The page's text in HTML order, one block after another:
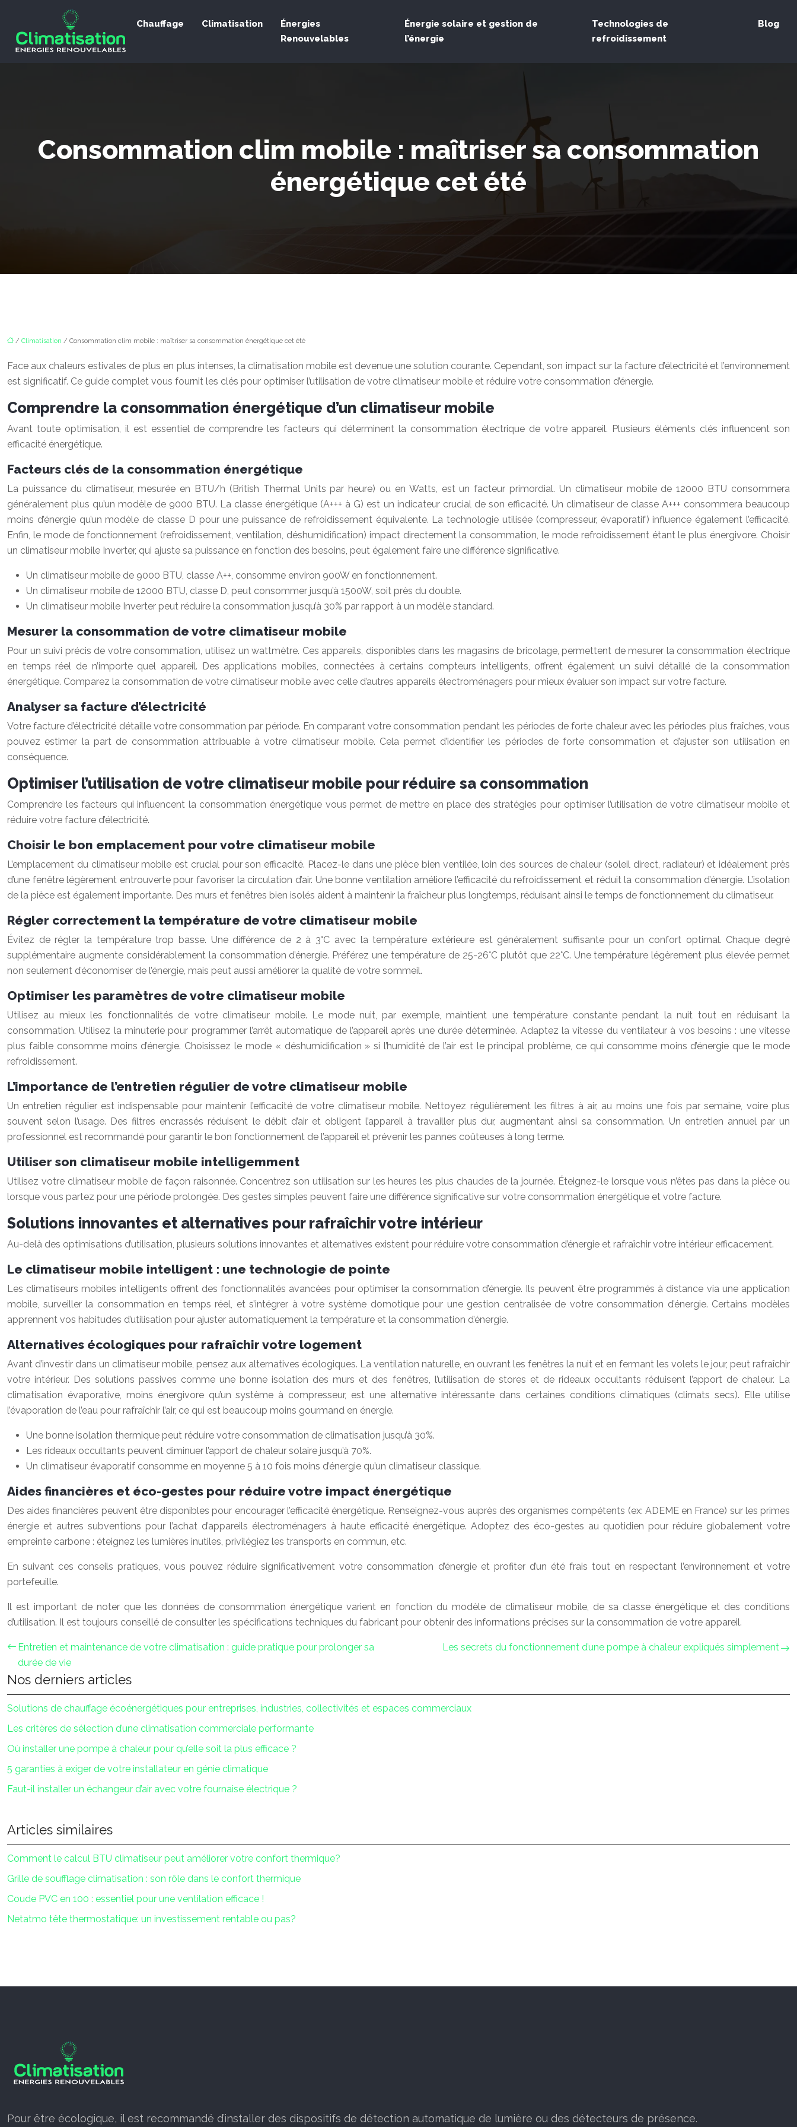
Chauffage Climatisation
Énergies
Renouvelables
Énergie solaire et gestion de
l’énergie
Technologies de
refroidissement
Blog
Consommation clim mobile : maîtriser sa consommation
énergétique cet été
/ Climatisation / Consommation clim mobile : maîtriser sa consommation énergétique cet été
Face aux chaleurs estivales de plus en plus intenses, la climatisation mobile est devenue une solution courante. Cependant, son impact sur la facture d’électricité et l’environnement
est significatif. Ce guide complet vous fournit les clés pour optimiser l’utilisation de votre climatiseur mobile et réduire votre consommation d’énergie.
Comprendre la consommation énergétique d’un climatiseur mobile
Avant toute optimisation, il est essentiel de comprendre les facteurs qui déterminent la consommation électrique de votre appareil. Plusieurs éléments clés influencent son
efficacité énergétique.
Facteurs clés de la consommation énergétique
La puissance du climatiseur, mesurée en BTU/h (British Thermal Units par heure) ou en Watts, est un facteur primordial. Un climatiseur mobile de 12000 BTU consommera
généralement plus qu’un modèle de 9000 BTU. La classe énergétique (A+++ à G) est un indicateur crucial de son efficacité. Un climatiseur de classe A+++ consommera beaucoup
moins d’énergie qu’un modèle de classe D pour une puissance de refroidissement équivalente. La technologie utilisée (compresseur, évaporatif) influence également l’efficacité.
Enfin, le mode de fonctionnement (refroidissement, ventilation, déshumidification) impact directement la consommation, le mode refroidissement étant le plus énergivore. Choisir
un climatiseur mobile Inverter, qui ajuste sa puissance en fonction des besoins, peut également faire une différence significative.
Un climatiseur mobile de 9000 BTU, classe A++, consomme environ 900W en fonctionnement.
Un climatiseur mobile de 12000 BTU, classe D, peut consommer jusqu’à 1500W, soit près du double.
Un climatiseur mobile Inverter peut réduire la consommation jusqu’à 30% par rapport à un modèle standard.
Mesurer la consommation de votre climatiseur mobile
Pour un suivi précis de votre consommation, utilisez un wattmètre. Ces appareils, disponibles dans les magasins de bricolage, permettent de mesurer la consommation électrique
en temps réel de n’importe quel appareil. Des applications mobiles, connectées à certains compteurs intelligents, offrent également un suivi détaillé de la consommation
énergétique. Comparez la consommation de votre climatiseur mobile avec celle d’autres appareils électroménagers pour mieux évaluer son impact sur votre facture.
Analyser sa facture d’électricité
Votre facture d’électricité détaille votre consommation par période. En comparant votre consommation pendant les périodes de forte chaleur avec les périodes plus fraîches, vous
pouvez estimer la part de consommation attribuable à votre climatiseur mobile. Cela permet d’identifier les périodes de forte consommation et d’ajuster son utilisation en
conséquence.
Optimiser l’utilisation de votre climatiseur mobile pour réduire sa consommation
Comprendre les facteurs qui influencent la consommation énergétique vous permet de mettre en place des stratégies pour optimiser l’utilisation de votre climatiseur mobile et
réduire votre facture d’électricité.
Choisir le bon emplacement pour votre climatiseur mobile
L’emplacement du climatiseur mobile est crucial pour son efficacité. Placez-le dans une pièce bien ventilée, loin des sources de chaleur (soleil direct, radiateur) et idéalement près
d’une fenêtre légèrement entrouverte pour favoriser la circulation d’air. Une bonne ventilation améliore l’efficacité du refroidissement et réduit la consommation d’énergie. L’isolation
de la pièce est également importante. Des murs et fenêtres bien isolés aident à maintenir la fraîcheur plus longtemps, réduisant ainsi le temps de fonctionnement du climatiseur.
Régler correctement la température de votre climatiseur mobile
Évitez de régler la température trop basse. Une différence de 2 à 3°C avec la température extérieure est généralement suffisante pour un confort optimal. Chaque degré
supplémentaire augmente considérablement la consommation d’énergie. Préférez une température de 25-26°C plutôt que 22°C. Une température légèrement plus élevée permet
non seulement d’économiser de l’énergie, mais peut aussi améliorer la qualité de votre sommeil.
Optimiser les paramètres de votre climatiseur mobile
Utilisez au mieux les fonctionnalités de votre climatiseur mobile. Le mode nuit, par exemple, maintient une température constante pendant la nuit tout en réduisant la
consommation. Utilisez la minuterie pour programmer l’arrêt automatique de l’appareil après une durée déterminée. Adaptez la vitesse du ventilateur à vos besoins : une vitesse
plus faible consomme moins d’énergie. Choisissez le mode « déshumidification » si l’humidité de l’air est le principal problème, ce qui consomme moins d’énergie que le mode
refroidissement.
L’importance de l’entretien régulier de votre climatiseur mobile
Un entretien régulier est indispensable pour maintenir l’efficacité de votre climatiseur mobile. Nettoyez régulièrement les filtres à air, au moins une fois par semaine, voire plus
souvent selon l’usage. Des filtres encrassés réduisent le débit d’air et obligent l’appareil à travailler plus dur, augmentant ainsi sa consommation. Un entretien annuel par un
professionnel est recommandé pour garantir le bon fonctionnement de l’appareil et prévenir les pannes coûteuses à long terme.
Utiliser son climatiseur mobile intelligemment
Utilisez votre climatiseur mobile de façon raisonnée. Concentrez son utilisation sur les heures les plus chaudes de la journée. Éteignez-le lorsque vous n’êtes pas dans la pièce ou
lorsque vous partez pour une période prolongée. Des gestes simples peuvent faire une différence significative sur votre consommation énergétique et votre facture.
Solutions innovantes et alternatives pour rafraîchir votre intérieur
Au-delà des optimisations d’utilisation, plusieurs solutions innovantes et alternatives existent pour réduire votre consommation d’énergie et rafraîchir votre intérieur efficacement.
Le climatiseur mobile intelligent : une technologie de pointe
Les climatiseurs mobiles intelligents offrent des fonctionnalités avancées pour optimiser la consommation d’énergie. Ils peuvent être programmés à distance via une application
mobile, surveiller la consommation en temps réel, et s’intégrer à votre système domotique pour une gestion centralisée de votre consommation d’énergie. Certains modèles
apprennent vos habitudes d’utilisation pour ajuster automatiquement la température et la consommation d’énergie.
Alternatives écologiques pour rafraîchir votre logement
Avant d’investir dans un climatiseur mobile, pensez aux alternatives écologiques. La ventilation naturelle, en ouvrant les fenêtres la nuit et en fermant les volets le jour, peut rafraîchir
votre intérieur. Des solutions passives comme une bonne isolation des murs et des fenêtres, l’utilisation de stores et de rideaux occultants réduisent l’apport de chaleur. La
climatisation évaporative, moins énergivore qu’un système à compresseur, est une alternative intéressante dans certaines conditions climatiques (climats secs). Elle utilise
l’évaporation de l’eau pour rafraîchir l’air, ce qui est beaucoup moins gourmand en énergie.
Une bonne isolation thermique peut réduire votre consommation de climatisation jusqu’à 30%.
Les rideaux occultants peuvent diminuer l’apport de chaleur solaire jusqu’à 70%.
Un climatiseur évaporatif consomme en moyenne 5 à 10 fois moins d’énergie qu’un climatiseur classique.
Aides financières et éco-gestes pour réduire votre impact énergétique
Des aides financières peuvent être disponibles pour encourager l’efficacité énergétique. Renseignez-vous auprès des organismes compétents (ex: ADEME en France) sur les primes
énergie et autres subventions pour l’achat d’appareils électroménagers à haute efficacité énergétique. Adoptez des éco-gestes au quotidien pour réduire globalement votre
empreinte carbone : éteignez les lumières inutiles, privilégiez les transports en commun, etc.
En suivant ces conseils pratiques, vous pouvez réduire significativement votre consommation d’énergie et profiter d’un été frais tout en respectant l’environnement et votre
portefeuille.
Il est important de noter que les données de consommation énergétique varient en fonction du modèle de climatiseur mobile, de sa classe énergétique et des conditions
d’utilisation. Il est toujours conseillé de consulter les spécifications techniques du fabricant pour obtenir des informations précises sur la consommation de votre appareil.
Entretien et maintenance de votre climatisation : guide pratique pour prolonger sa
durée de vie
Les secrets du fonctionnement d’une pompe à chaleur expliqués simplement
Nos derniers articles
Solutions de chauffage écoénergétiques pour entreprises, industries, collectivités et espaces commerciaux
Les critères de sélection d’une climatisation commerciale performante
Où installer une pompe à chaleur pour qu’elle soit la plus efficace ?
5 garanties à exiger de votre installateur en génie climatique
Faut-il installer un échangeur d’air avec votre fournaise électrique ?
Articles similaires
Comment le calcul BTU climatiseur peut améliorer votre confort thermique?
Grille de soufflage climatisation : son rôle dans le confort thermique
Coude PVC en 100 : essentiel pour une ventilation efficace !
Netatmo tête thermostatique: un investissement rentable ou pas?
Pour être écologique, il est recommandé d’installer des dispositifs de détection automatique de lumière ou des détecteurs de présence.